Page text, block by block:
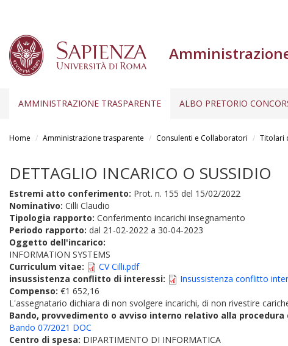
AMMINISTRAZIONE TRASPARENTE ALBO PRETORIO
Home Amministrazione trasparente Consulenti e Collaboratori Titolari
DETTAGLIO INCARICO O SUSSIDIO
Estremi atto conferimento: Prot. n. 155 del 15/02/2022
Nominativo: Cilli Claudio
Tipologia rapporto: Conferimento incarichi insegnamento
Periodo rapporto: dal 21-02-2022 a 30-04-2023
Oggetto dell'incarico:
INFORMATION SYSTEMS
Curriculum vitae:
CV Cilli.pdf
insussistenza conflitto di interessi:
Insussistenza conflitto
Compenso: €1 652,16
L'assegnatario dichiara di non svolgere incarichi, di non rivestire
Bando, provvedimento o avviso interno relativo alla
Bando 07/2021 DOC
Centro di spesa: DIPARTIMENTO DI INFORMATICA